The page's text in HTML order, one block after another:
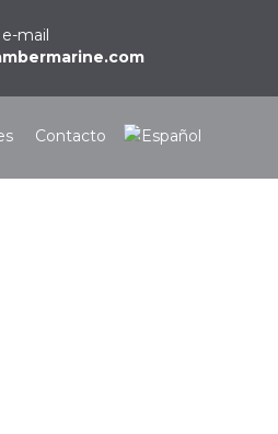
mail
Contacto